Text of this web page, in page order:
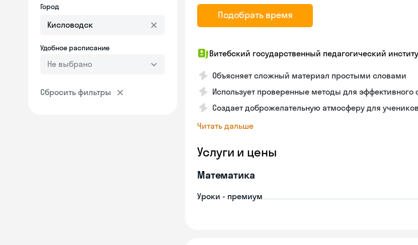
Город
Удобное расписание
Не выбрано
Сбросить фильтры
Подобрать время
Витебский государственный педагогический
Объясняет сложный материал простыми словами
Использует проверенные методы для эффективного
Создает доброжелательную атмосферу для учеников
Читать дальше
Услуги и цены
Математика
Уроки - премиум